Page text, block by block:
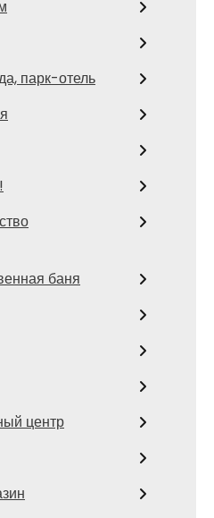
парк-отель
баня
центр